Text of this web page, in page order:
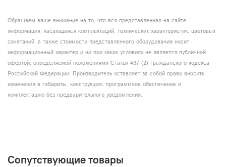
Обращаем ваше внимание на то, что вся представленная на сайте
информация, касающаяся комплектаций, технических характеристик, цветовых
сочетаний, а также стоимости представленного оборудования носит
информационный характер и ни при каких условиях не является публичной
офертой, определяемой положениями Статьи 437 (2) Гражданского кодекса
Российской Федерации. Производитель оставляет за собой право вносить
изменения в габариты, конструкцию, программное обеспечение и
комплектацию без предварительного уведомления.
Сопутствующие товары